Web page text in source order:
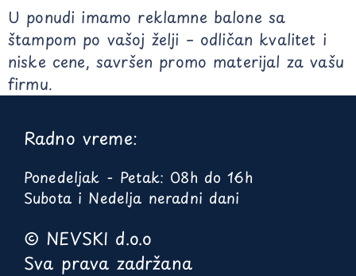
U ponudi imamo reklamne balone sa
štampom po vašoj želji – odličan kvalitet i
niske cene, savršen promo materijal za vašu
firmu.
Radno vreme:
Ponedeljak - Petak: 08h do 16h
Subota i Nedelja neradni dani
© NEVSKI d.o.o
Sva prava zadržana